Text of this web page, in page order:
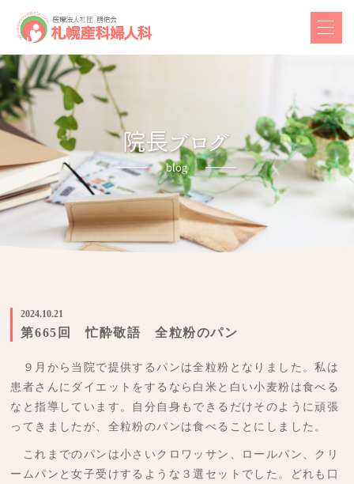
2024.10.21
第665回 忙酔敬語 全粒粉のパン
９月から当院で提供するパンは全粒粉となりました。私は
患者さんにダイエットをするなら白米と白い小麦粉は食べる
なと指導しています。自分自身もできるだけそのように頑張
ってきましたが、全粒粉のパンは食べることにしました。
これまでのパンは小さいクロワッサン、ロールパン、クリ
ームパンと女子受けするような３選セットでした。どれも口